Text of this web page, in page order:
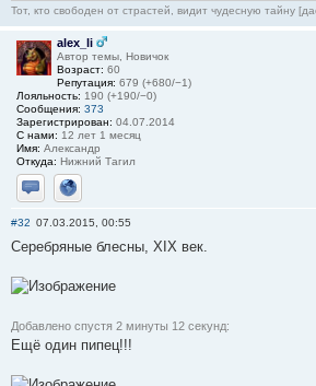
Тот, кто свободен от страстей, видит чудесную тайну
alex_li
Автор темы, Новичок
Возраст: 60
Репутация: 679 (+680/−1)
Лояльность: 190 (+190/−0)
Сообщения: 373
Зарегистрирован: 04.07.2014
С нами: 12 лет 1 месяц
Имя: Александр
Откуда: Нижний Тагил
Отправить личное сообщение
Сайт
#32 07.03.2015, 00:55
Серебряные блесны, XIX век.
Добавлено спустя 2 минуты 12 секунд:
Ещё один пипец!!!